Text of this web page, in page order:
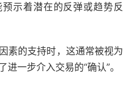
示着潜在的反弹或趋势反
素的支持时，这通常被视为
一步介入交易的“确认”。